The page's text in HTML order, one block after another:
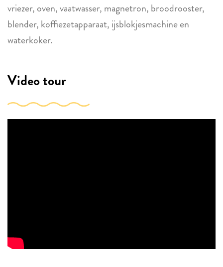
vriezer, oven, vaatwasser, magnetron, broodrooster,
blender, koffiezetapparaat, ijsblokjesmachine en
waterkoker.
Video tour